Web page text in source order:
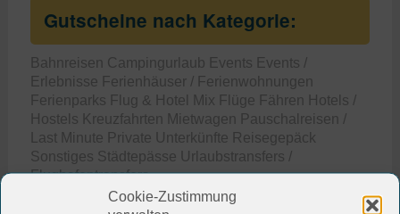
Cookie-Zustimmung
Gutscheine nach Kategorie:
Bahnreisen Campingurlaub Events Events /
Erlebnisse Ferienhäuser / Ferienwohnungen
Ferienparks Flug & Hotel Mix Flüge Fähren Hotels /
Hostels Kreuzfahrten Mietwagen Pauschalreisen /
Last Minute Private Unterkünfte Reisegepäck
Sonstiges Städtepässe Urlaubstransfers /
Flughafentransfers